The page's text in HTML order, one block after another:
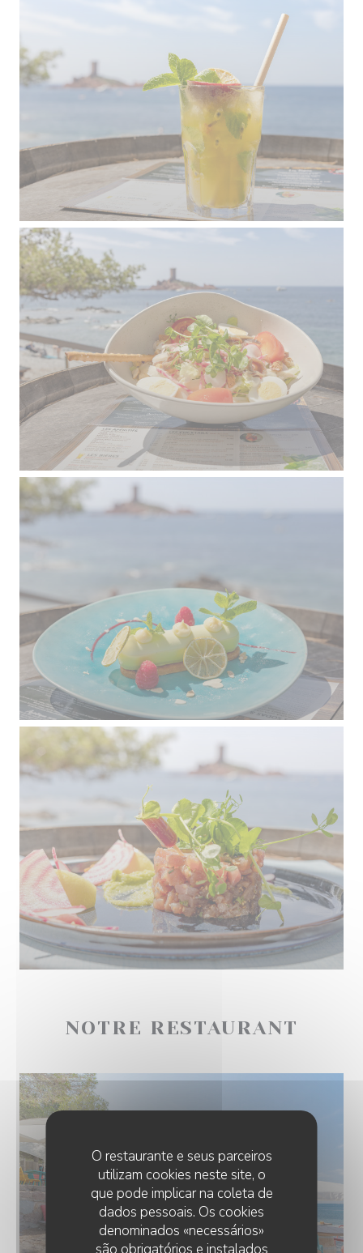
O restaurante e seus parceiros
utilizam cookies neste site, o
que pode implicar na coleta de
dados pessoais. Os cookies
denominados «necessários»
NOTRE RESTAURANT